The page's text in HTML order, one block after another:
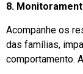
8.
Acompanhe os
das famílias,
comportamento.